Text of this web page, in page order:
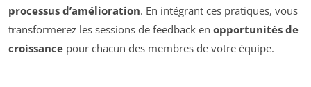
processus d’amélioration. En intégrant ces pratiques, vous
transformerez les sessions de feedback en opportunités de
croissance pour chacun des membres de votre équipe.